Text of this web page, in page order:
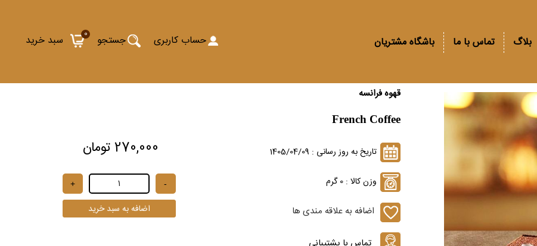
بلاگ تماس با ما باشگاه مشتریان
0 سبد خرید جستجو حساب کاربری
قهوه فرانسه
French Coffee
270,000 تومان تاریخ به روز رسانی : 1405/04/09
وزن کالا : 0 گرم
اضافه به علاقه مندی ها